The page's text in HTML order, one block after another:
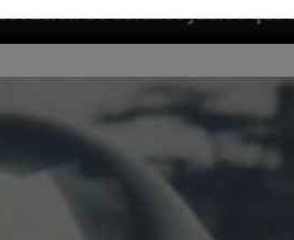
afecta a cristianos (y no